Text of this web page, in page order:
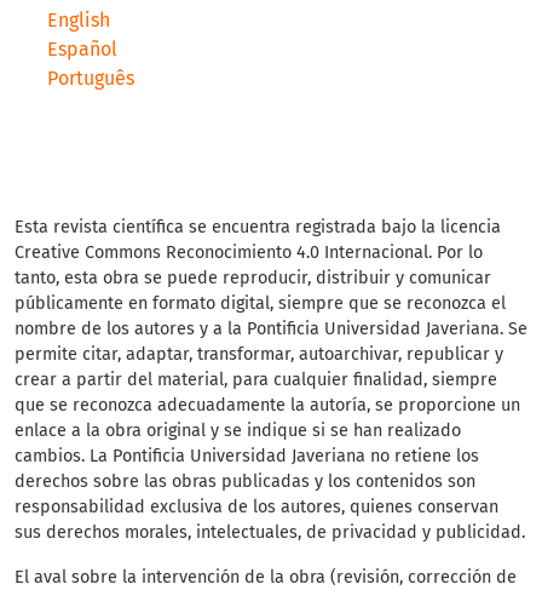
English
Español
Português
Esta revista científica se encuentra registrada bajo la licencia
Creative Commons Reconocimiento 4.0 Internacional. Por lo
tanto, esta obra se puede reproducir, distribuir y comunicar
públicamente en formato digital, siempre que se reconozca el
nombre de los autores y a la Pontificia Universidad Javeriana. Se
permite citar, adaptar, transformar, autoarchivar, republicar y
crear a partir del material, para cualquier finalidad, siempre
que se reconozca adecuadamente la autoría, se proporcione un
enlace a la obra original y se indique si se han realizado
cambios. La Pontificia Universidad Javeriana no retiene los
derechos sobre las obras publicadas y los contenidos son
responsabilidad exclusiva de los autores, quienes conservan
sus derechos morales, intelectuales, de privacidad y publicidad.
El aval sobre la intervención de la obra (revisión, corrección de